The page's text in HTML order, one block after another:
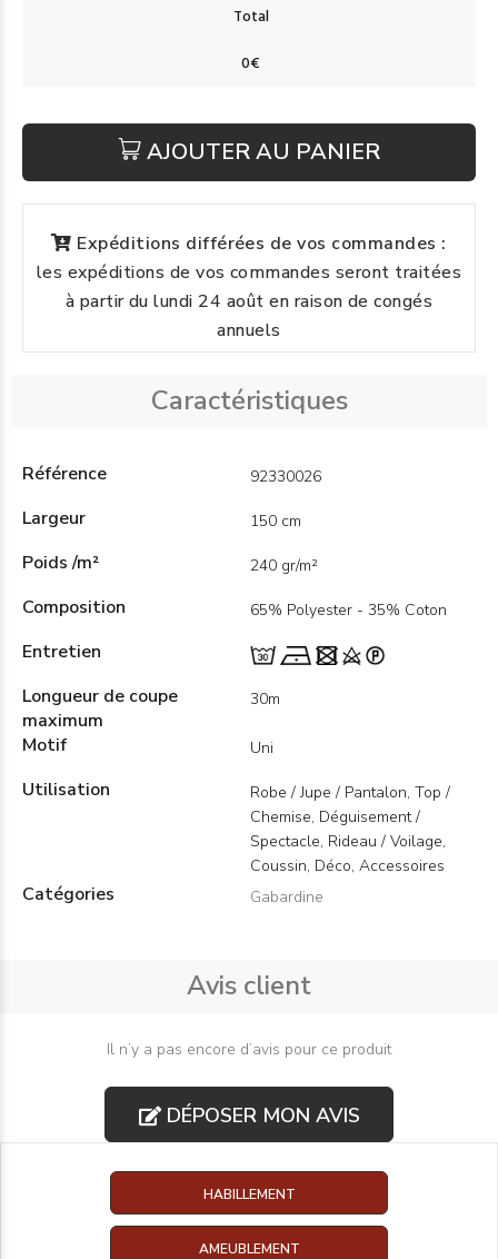
AJOUTER AU PANIER
Expéditions différées de vos commandes :
les expéditions de vos commandes seront traitées
à partir du lundi 24 août en raison de congés
annuels
Caractéristiques
Référence 92330026
Largeur 150 cm
Poids /m² 240 gr/m²
Composition 65% Polyester - 35% Coton
Entretien
Longueur de coupe
maximum
30m
Motif Uni
Utilisation
Robe / Jupe / Pantalon, Top /
Chemise, Déguisement /
Spectacle, Rideau / Voilage,
Coussin, Déco, Accessoires
Catégories Gabardine
Avis client
Il n’y a pas encore d’avis pour ce produit
DÉPOSER MON AVIS
HABILLEMENT
AMEUBLEMENT